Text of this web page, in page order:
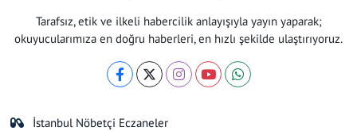
Tarafsız, etik ve ilkeli habercilik anlayışıyla yayın yaparak;
okuyucularımıza en doğru haberleri, en hızlı şekilde ulaştırıyoruz.
İstanbul Nöbetçi Eczaneler